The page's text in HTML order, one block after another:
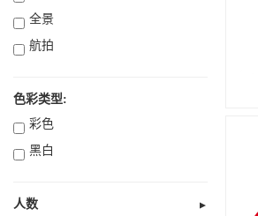
全景
航拍
色彩类型:
彩色
黑白
人数 ▼